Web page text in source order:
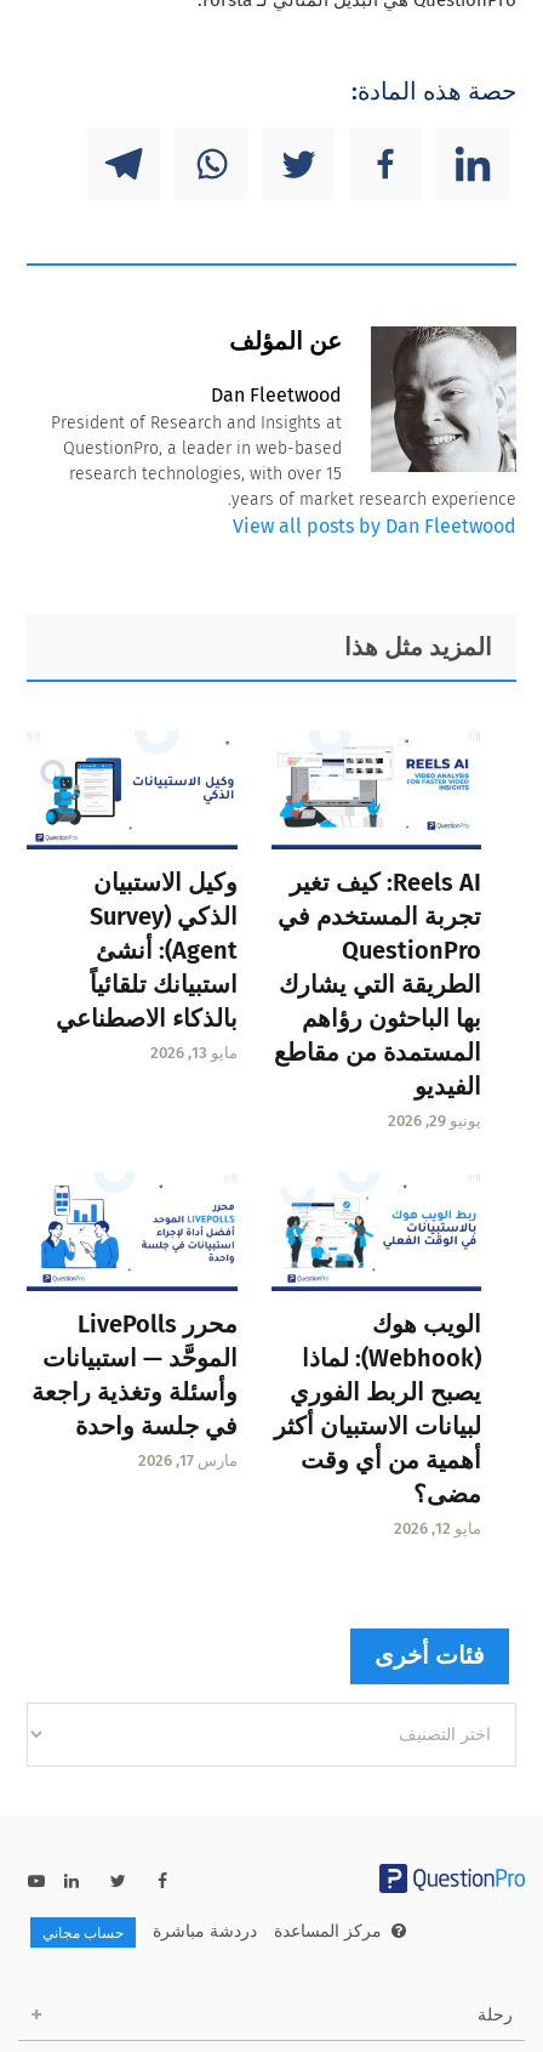
حصة هذه المادة:
عن المؤلف
Dan Fleetwood
President of Research and Insights at
QuestionPro, a leader in web-based
research technologies, with over 15
years of market research experience.
View all posts by Dan Fleetwood
Primary
Sidebar
Footer
المزيد مثل هذا
Reels AI: كيف تغير
تجربة المستخدم في
QuestionPro
الطريقة التي يشارك
بها الباحثون رؤاهم
المستمدة من مقاطع
الفيديو
يونيو 29, 2026
وكيل الاستبيان
الذكي (Survey
Agent): أنشئ
استبيانك تلقائياً
بالذكاء الاصطناعي
مايو 13, 2026
الويب هوك
(Webhook): لماذا
يصبح الربط الفوري
لبيانات الاستبيان أكثر
أهمية من أي وقت
مضى؟
مايو 12, 2026
محرر LivePolls
الموحَّد — استبيانات
وأسئلة وتغذية راجعة
في جلسة واحدة
مارس 17, 2026
فئات أخرى
أخرى
مركز المساعدة دردشة مباشرة حساب مجاني
رحلة